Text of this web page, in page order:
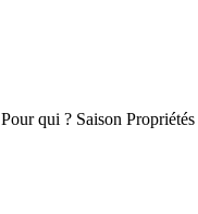
Pour qui ? Saison Propriétés